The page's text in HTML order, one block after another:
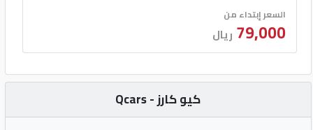
السعر إبتداء من
79,000 ريال
كيو كارز - Qcars